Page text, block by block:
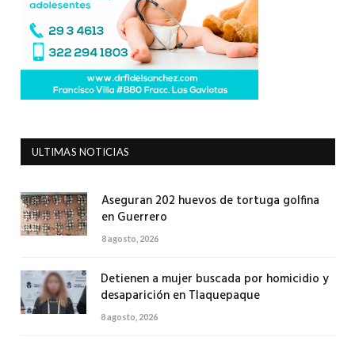
ULTIMAS NOTICIAS
Aseguran 202 huevos de tortuga golfina
en Guerrero
8 agosto, 2026
Detienen a mujer buscada por homicidio y
desaparición en Tlaquepaque
8 agosto, 2026